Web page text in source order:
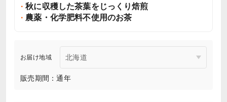
秋に収穫した茶葉をじっくり焙煎
農薬・化学肥料不使用のお茶
お届け地域
販売期間：通年